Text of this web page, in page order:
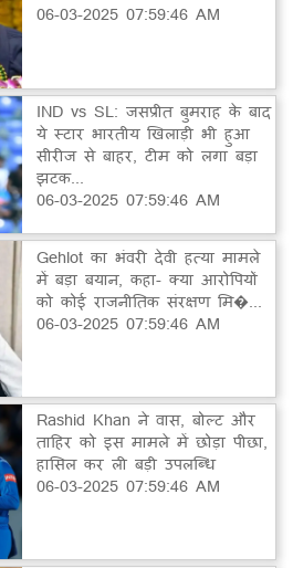
06-03-2025 07:59:46 AM
IND vs SL: जसप्रीत बुमराह के बाद
ये स्टार भारतीय खिलाड़ी भी हुआ
सीरीज से बाहर, टीम को लगा बड़ा
झटक...
06-03-2025 07:59:46 AM
Gehlot का भंवरी देवी हत्या मामले
में बड़ा बयान, कहा- क्या आरोपियों
को कोई राजनीतिक संरक्षण मि�...
06-03-2025 07:59:46 AM
Rashid Khan ने वास, बोल्ट और
ताहिर को इस मामले में छोड़ा पीछा,
हासिल कर ली बड़ी उपलब्धि
06-03-2025 07:59:46 AM